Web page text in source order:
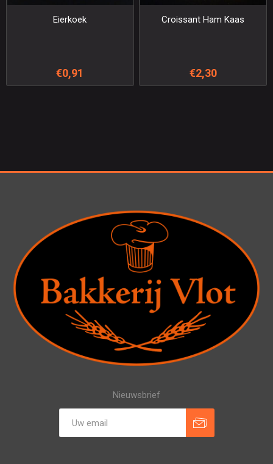
Eierkoek
€0,91
Croissant Ham Kaas
€2,30
Nieuwsbrief